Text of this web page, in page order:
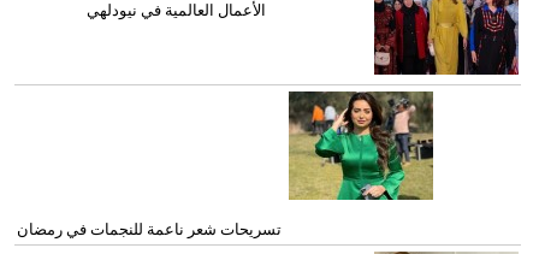
الأعمال العالمية في نيودلهي
تسريحات شعر ناعمة للنجمات في رمضان